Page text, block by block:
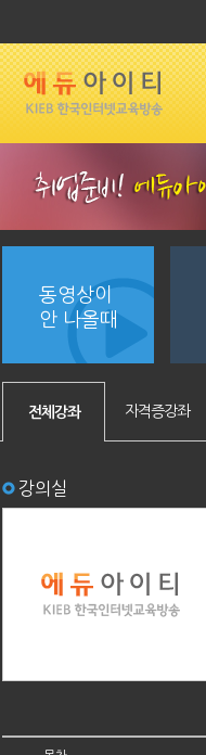
동영상이
안 나올때
전체강좌 자격증강좌
강의실